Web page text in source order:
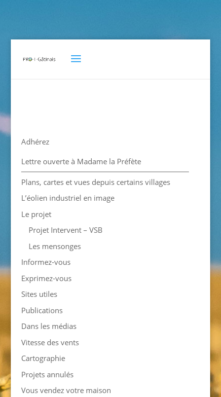
Adhérez
Lettre ouverte à Madame la Préfète
Plans, cartes et vues depuis certains villages
L’éolien industriel en image
Le projet
Projet Intervent – VSB
Les mensonges
Informez-vous
Exprimez-vous
Sites utiles
Publications
Dans les médias
Vitesse des vents
Cartographie
Projets annulés
Vous vendez votre maison